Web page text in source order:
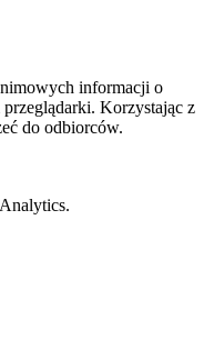
informacji o
Korzystając z
do odbiorców.